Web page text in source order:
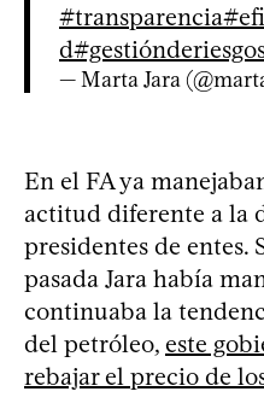
#transparencia
d
— Marta Jara
En el FA ya
actitud diferente a la
presidentes de entes.
pasada Jara había
continuaba la
del petróleo, este
rebajar el precio de